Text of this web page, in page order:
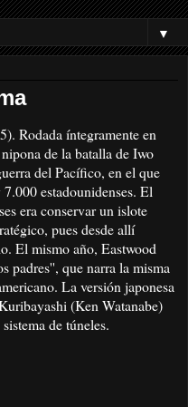
▼
Rodada íntegramente en
de la batalla de Iwo
del Pacífico, en el que
estadounidenses. El
era conservar un islote
pues desde allí
El mismo año, Eastwood
padres'', que narra la misma
La versión japonesa
(Ken Watanabe)
de túneles.